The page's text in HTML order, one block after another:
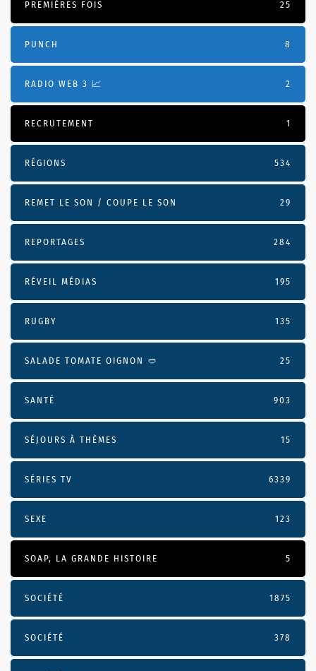
PREMIÈRES FOIS 25
PUNCH 8
RADIO WEB 3 📈 2
RECRUTEMENT 1
RÉGIONS 534
REMET LE SON / COUPE LE SON 29
REPORTAGES 284
RÉVEIL MÉDIAS 195
RUGBY 135
SALADE TOMATE OIGNON 🥙 25
SANTÉ 903
SÉJOURS À THÈMES 15
SÉRIES TV 6339
SEXE 123
SOAP, LA GRANDE HISTOIRE 5
SOCIÉTÉ 1875
SOCIÉTÉ 378